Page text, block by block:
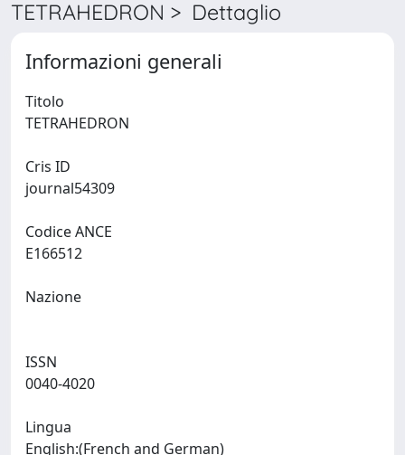
TETRAHEDRON > Dettaglio
Informazioni generali
Titolo
Cris ID
Codice ANCE
Nazione
ISSN
Lingua